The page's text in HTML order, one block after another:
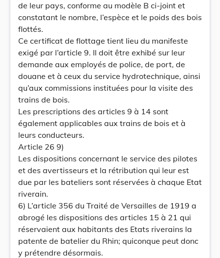
de leur pays, conforme au modèle B ci-joint et
constatant le nombre, l’espèce et le poids des bois
flottés.
Ce certificat de flottage tient lieu du manifeste
exigé par l’article 9. Il doit être exhibé sur leur
demande aux employés de police, de port, de
douane et à ceux du service hydrotechnique, ainsi
qu’aux commissions instituées pour la visite des
trains de bois.
Les prescriptions des articles 9 à 14 sont
également applicables aux trains de bois et à
leurs conducteurs.
Article 26 9)
Les dispositions concernant le service des pilotes
et des avertisseurs et la rétribution qui leur est
due par les bateliers sont réservées à chaque Etat
riverain.
6) L’article 356 du Traité de Versailles de 1919 a
abrogé les dispositions des articles 15 à 21 qui
réservaient aux habitants des Etats riverains la
patente de batelier du Rhin; quiconque peut donc
y prétendre désormais.